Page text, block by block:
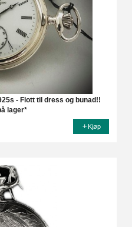
- Flott til dress og bunad!!
lager*
Kjøp